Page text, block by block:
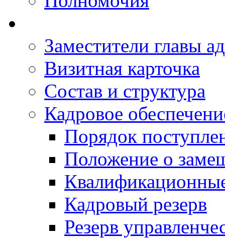
Заместители главы
Визитная карточка
Состав и структура
Кадровое
Порядок
Положение о
Кадровый резерв
Резерв